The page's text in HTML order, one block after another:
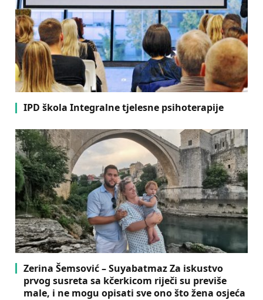
IPD škola Integralne tjelesne psihoterapije
Zerina Šemsović – Suyabatmaz Za iskustvo
prvog susreta sa kčerkicom riječi su previše
male, i ne mogu opisati sve ono što žena osjeća